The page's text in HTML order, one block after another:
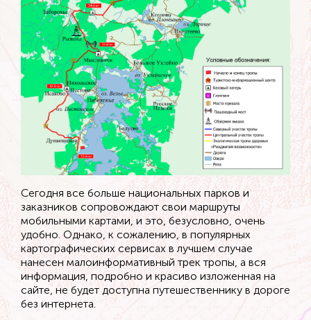
Сегодня все больше национальных парков и
заказников сопровождают свои маршруты
мобильными картами, и это, безусловно, очень
удобно. Однако, к сожалению, в популярных
картографических сервисах в лучшем случае
нанесен малоинформативный трек тропы, а вся
информация, подробно и красиво изложенная на
сайте, не будет доступна путешественнику в дороге
без интернета.